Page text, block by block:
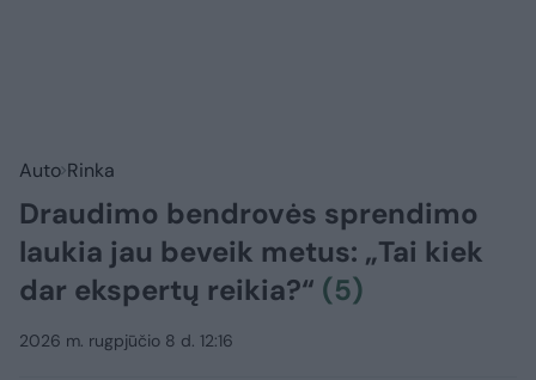
Auto Rinka
Draudimo bendrovės sprendimo
laukia jau beveik metus: „Tai kiek
dar ekspertų reikia?“ (5)
2026 m. rugpjūčio 8 d. 12:16